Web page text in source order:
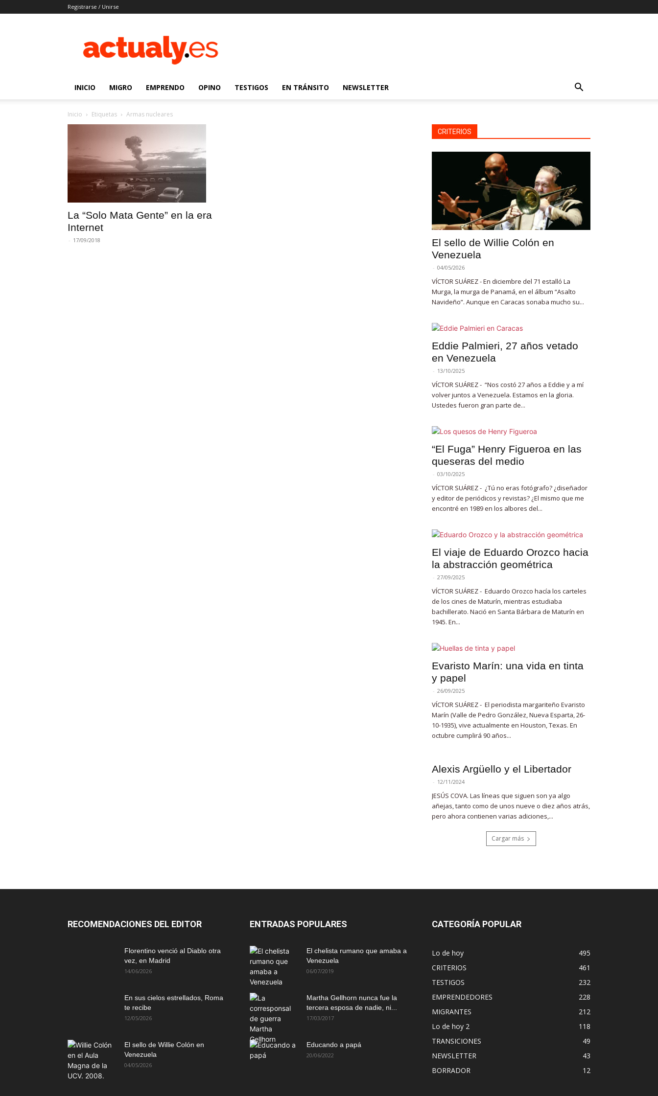
Registrarse / Unirse
|
Noticias
venezolanos
INICIO MIGRO EMPRENDO OPINO TESTIGOS EN TRÁNSITO NEWSLETTER
Inicio Etiquetas Armas nucleares
La “Solo Mata Gente” en la era
Internet
- 17/09/2018
CRITERIOS
El sello de Willie Colón en
Venezuela
- 04/05/2026
VÍCTOR SUÁREZ - En diciembre del 71 estalló La
Murga, la murga de Panamá, en el álbum “Asalto
Navideño”. Aunque en Caracas sonaba mucho su...
Eddie Palmieri, 27 años vetado
en Venezuela
- 13/10/2025
VÍCTOR SUÁREZ - “Nos costó 27 años a Eddie y a mí
volver juntos a Venezuela. Estamos en la gloria.
Ustedes fueron gran parte de...
“El Fuga” Henry Figueroa en las
queseras del medio
- 03/10/2025
VÍCTOR SUÁREZ - ¿Tú no eras fotógrafo? ¿diseñador
y editor de periódicos y revistas? ¿El mismo que me
encontré en 1989 en los albores del...
El viaje de Eduardo Orozco hacia
la abstracción geométrica
- 27/09/2025
VÍCTOR SUÁREZ - Eduardo Orozco hacía los carteles
de los cines de Maturín, mientras estudiaba
bachillerato. Nació en Santa Bárbara de Maturín en
1945. En...
Evaristo Marín: una vida en tinta
y papel
- 26/09/2025
VÍCTOR SUÁREZ - El periodista margariteño Evaristo
Marín (Valle de Pedro González, Nueva Esparta, 26-
10-1935), vive actualmente en Houston, Texas. En
octubre cumplirá 90 años...
Alexis Argüello y el Libertador
- 12/11/2024
JESÚS COVA. Las líneas que siguen son ya algo
añejas, tanto como de unos nueve o diez años atrás,
pero ahora contienen varias adiciones,...
Cargar más
RECOMENDACIONES DEL EDITOR
Florentino venció al Diablo otra
vez, en Madrid
14/06/2026
En sus cielos estrellados, Roma
te recibe
12/05/2026
El sello de Willie Colón en
Venezuela
04/05/2026
ENTRADAS POPULARES
El chelista rumano que amaba a
Venezuela
06/07/2019
Martha Gellhorn nunca fue la
tercera esposa de nadie, ni...
17/03/2017
Educando a papá
20/06/2022
CATEGORÍA POPULAR
Lo de hoy
495
CRITERIOS
461
TESTIGOS
232
EMPRENDEDORES
228
MIGRANTES
212
Lo de hoy 2
118
TRANSICIONES
49
NEWSLETTER
43
BORRADOR
12